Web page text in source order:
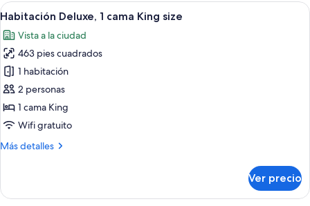
camas
Abrir
todas
las
fotos
de
Habitación
Deluxe,
1
King
Habitación de hotel con una cama
12
Habitación Deluxe, 1 cama King size
Vista a la ciudad
463 pies cuadrados
1 habitación
2 personas
1 cama King
Wifi gratuito
Más detalles
Más
Deluxe,
Ver precio